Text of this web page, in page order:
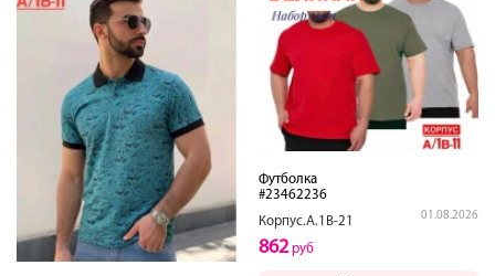
Футболка
#23462236
Корпус.А.1В-21
01.08.2026
862руб